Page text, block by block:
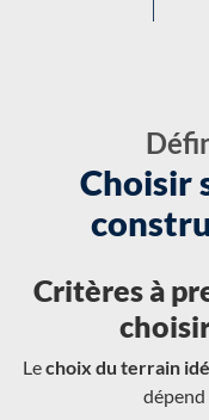
Choisir
Critères à
Lechoix du terrain
dépend